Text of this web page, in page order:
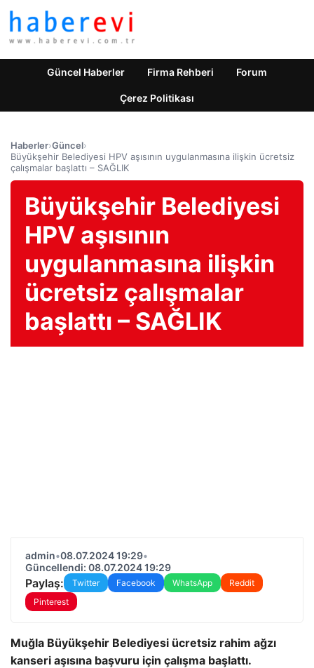
Güncel Haberler Firma Rehberi Forum
Çerez Politikası
Haberler›Güncel›
Büyükşehir Belediyesi HPV aşısının uygulanmasına ilişkin ücretsiz
çalışmalar başlattı – SAĞLIK
Büyükşehir Belediyesi
HPV aşısının
uygulanmasına ilişkin
ücretsiz çalışmalar
başlattı – SAĞLIK
admin•08.07.2024 19:29•
Güncellendi: 08.07.2024 19:29
Paylaş: Twitter Facebook WhatsApp
Reddit
Pinterest
Muğla Büyükşehir Belediyesi ücretsiz rahim ağzı
kanseri aşısına başvuru için çalışma başlattı.